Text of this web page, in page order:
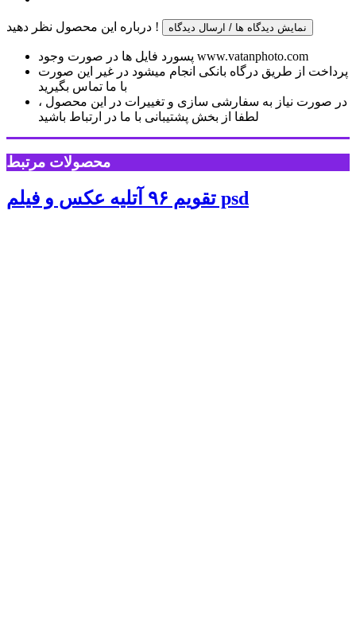
درباره این محصول نظر دهید ! نمایش دیدگاه ها / ارسال دیدگاه
پسورد فایل ها در صورت وجود www.vatanphoto.com
پرداخت از طریق درگاه بانکی انجام میشود در غیر این صورت
با ما تماس بگیرید
در صورت نیاز به سفارشی سازی و تغییرات در این محصول ،
لطفا از بخش پشتیبانی با ما در ارتباط باشید
محصولات مرتبط
تقویم ۹۶ آتلیه عکس و فیلم psd